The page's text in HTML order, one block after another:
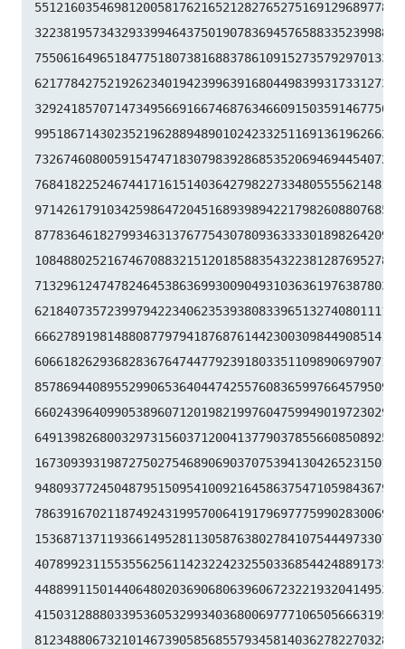
55121603546981200581762165212827652751691296897789
32238195734329339946437501907836945765883352399886
75506164965184775180738168837861091527357929701337
62177842752192623401942399639168044983993173312731
32924185707147349566916674687634660915035914677504
99518671430235219628894890102423325116913619626622
73267460800591547471830798392868535206946944540724
76841822524674417161514036427982273348055556214818
97142617910342598647204516893989422179826088076852
87783646182799346313767754307809363333018982642090
10848802521674670883215120185883543223812876952786
71329612474782464538636993009049310363619763878039
62184073572399794223406235393808339651327408011116
66627891981488087797941876876144230030984490851411
60661826293682836764744779239180335110989069790714
85786944089552990653640447425576083659976645795096
66024396409905389607120198219976047599490197230297
64913982680032973156037120041377903785566085089252
16730939319872750275468906903707539413042652315011
94809377245048795150954100921645863754710598436791
78639167021187492431995700641917969777599028300699
15368713711936614952811305876380278410754449733078
40789923115535562561142322423255033685442488917353
44889911501440648020369068063960672322193204149535
41503128880339536053299340368006977710650566631954
81234880673210146739058568557934581403627822703280